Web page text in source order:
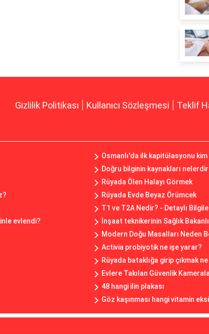
Gizlilik Politikası Kullanıcı Sözleşmesi Teklif
Osmanlı'da ilk kapitülasyonu kim
Doğru bilginin kaynakları
Rüyada Ölen Halayı Görmek
Rüyada Evde Beyaz Örümcek
T1 ve T2A Nedir? - Detaylı
evlendi?
İnşaat teknikerinin Sağlık
Modern Doğu Masalları Neden
Activia probiyotik ne işe yarar?
Rüyada bataklığa girip çıkmak
Evlere Takılan Güvenlik
48 hangi ilin plakası
Göz kaşınması hangi vitamin